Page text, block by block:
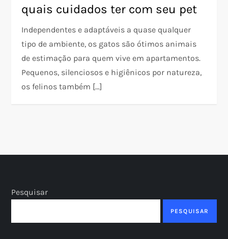
quais cuidados ter com seu pet
Independentes e adaptáveis a quase qualquer
tipo de ambiente, os gatos são ótimos animais
de estimação para quem vive em apartamentos.
Pequenos, silenciosos e higiênicos por natureza,
os felinos também […]
Pesquisar
PESQUISAR